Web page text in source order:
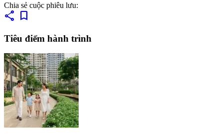
Chia sẻ cuộc phiêu lưu:
share bookmark
Tiêu điểm hành trình